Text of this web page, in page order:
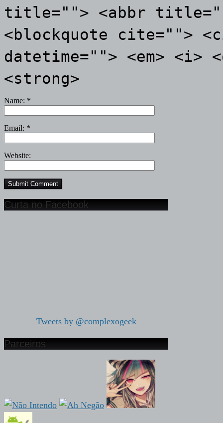
title=""> <abbr
<blockquote cite="">
datetime=""> <em> <i>
<strong>
Name: *
Email: *
Website:
Curta no Facebook
Tweets by @complexogeek
Parceiros